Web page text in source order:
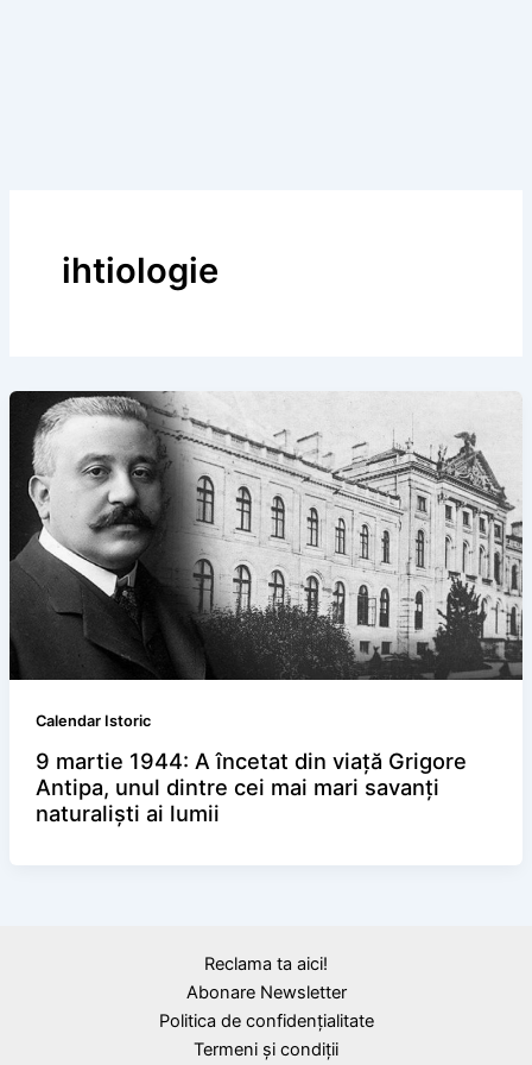
ihtiologie
Calendar Istoric
9 martie 1944: A încetat din viață Grigore
Antipa, unul dintre cei mai mari savanți
naturaliști ai lumii
Reclama ta aici!
Abonare Newsletter
Politica de confidențialitate
Termeni și condiții